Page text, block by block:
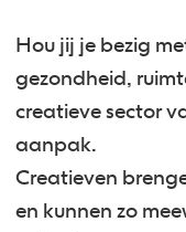
Hou jij je bezig
gezondheid,
creatieve sector
aanpak.
Creatieven
en kunnen zo